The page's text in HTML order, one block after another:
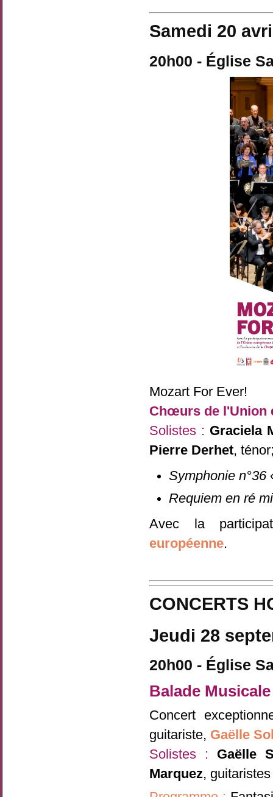
Samedi 20
20h00 - Église
Mozart For Ever!
Chœurs de l'Union
Solistes : Graciela
Pierre Derhet,
Symphonie n°36
Requiem en ré
Avec la
européenne.
CONCERTS
Jeudi 28
20h00 - Église
Balade
Concert
guitariste, Gaëlle
Solistes : Gaëlle
Marquez, guitaristes